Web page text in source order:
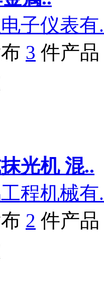
子仪表有
3 件产品
光机 混..
程机械有
2 件产品